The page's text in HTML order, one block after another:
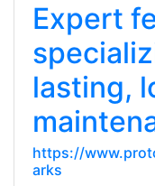
Expert
lasting,
https://
arks